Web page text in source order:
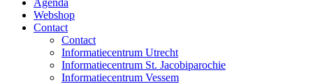
Agenda
Webshop
Contact
Contact
Informatiecentrum Utrecht
Informatiecentrum St. Jacobiparochie
Informatiecentrum Vessem